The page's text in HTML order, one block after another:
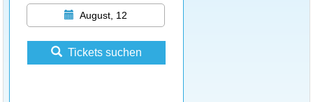
August, 12
Tickets suchen